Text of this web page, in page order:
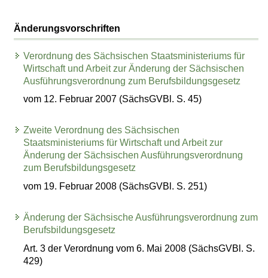
Änderungsvorschriften
Verordnung des Sächsischen Staatsministeriums für
Wirtschaft und Arbeit zur Änderung der Sächsischen
Ausführungsverordnung zum Berufsbildungsgesetz
vom 12. Februar 2007 (SächsGVBl. S. 45)
Zweite Verordnung des Sächsischen
Staatsministeriums für Wirtschaft und Arbeit zur
Änderung der Sächsischen Ausführungsverordnung
zum Berufsbildungsgesetz
vom 19. Februar 2008 (SächsGVBl. S. 251)
Änderung der Sächsische Ausführungsverordnung zum
Berufsbildungsgesetz
Art. 3 der Verordnung vom 6. Mai 2008 (SächsGVBl. S.
429)